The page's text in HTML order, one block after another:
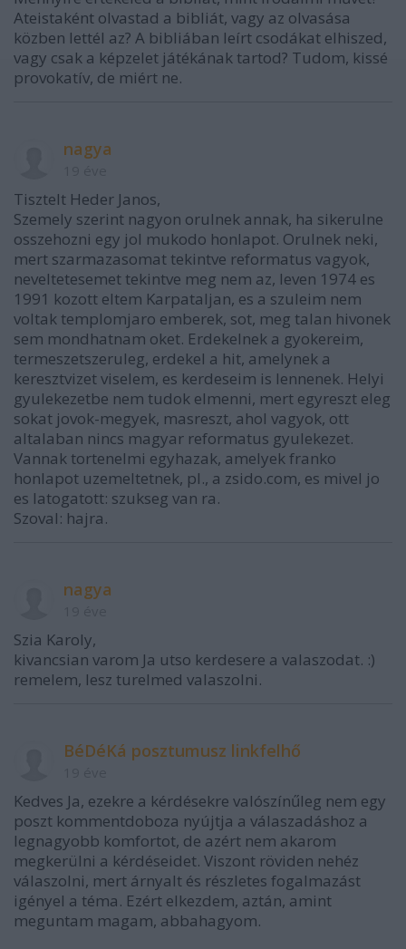
Ateistaként olvastad a bibliát, vagy az olvasása
közben lettél az? A bibliában leírt csodákat elhiszed,
vagy csak a képzelet játékának tartod? Tudom, kissé
provokatív, de miért ne.
nagya
Tisztelt Heder Janos,
Szemely szerint nagyon orulnek annak, ha sikerulne
osszehozni egy jol mukodo honlapot. Orulnek neki,
mert szarmazasomat tekintve reformatus vagyok,
neveltetesemet tekintve meg nem az, leven 1974 es
1991 kozott eltem Karpataljan, es a szuleim nem
voltak templomjaro emberek, sot, meg talan hivonek
sem mondhatnam oket. Erdekelnek a gyokereim,
termeszetszeruleg, erdekel a hit, amelynek a
keresztvizet viselem, es kerdeseim is lennenek. Helyi
gyulekezetbe nem tudok elmenni, mert egyreszt eleg
sokat jovok-megyek, masreszt, ahol vagyok, ott
altalaban nincs magyar reformatus gyulekezet.
Vannak tortenelmi egyhazak, amelyek franko
honlapot uzemeltetnek, pl., a zsido.com, es mivel jo
es latogatott: szukseg van ra.
Szoval: hajra.
nagya
Szia Karoly,
kivancsian varom Ja utso kerdesere a valaszodat. :)
remelem, lesz turelmed valaszolni.
BéDéKá posztumusz linkfelhő
Kedves Ja, ezekre a kérdésekre valószínűleg nem egy
poszt kommentdoboza nyújtja a válaszadáshoz a
legnagyobb komfortot, de azért nem akarom
megkerülni a kérdéseidet. Viszont röviden nehéz
válaszolni, mert árnyalt és részletes fogalmazást
igényel a téma. Ezért elkezdem, aztán, amint
meguntam magam, abbahagyom.